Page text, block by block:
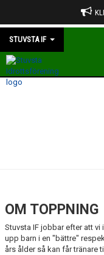
STUVSTA IF
HEM
STYRELSEN
OM TOPPNING
Stuvsta IF jobbar efter att
upp barn i en "bättre"
års ålder så kan får tränare